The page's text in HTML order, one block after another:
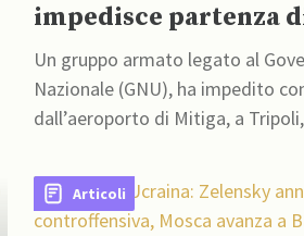
impedisce partenza
parlamentari da
Un gruppo armato legato al
Nazionale (GNU), ha impedito
dall’aeroporto di Mitiga, a
partecipare a una sessione
Articoli